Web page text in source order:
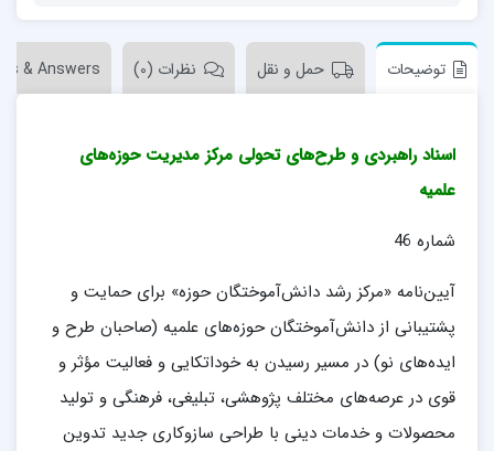
توضیحات حمل و نقل نظرات (0) & Answers
اسناد راهبردی و طرح‌های تحولی مرکز مدیریت حوزه‌های
علمیه
شماره 46
آیین‌نامه «مرکز رشد دانش‌آموختگان حوزه» برای حمایت و
پشتیبانی از دانش‌آموختگان حوزه‌های علمیه (صاحبان طرح و
ایده‌های نو) در مسیر رسیدن به خوداتکایی و فعالیت مؤثر و
قوی در عرصه‌های مختلف پژوهشی، تبلیغی، فرهنگی و تولید
محصولات و خدمات دینی با طراحی سازوکاری جدید تدوین